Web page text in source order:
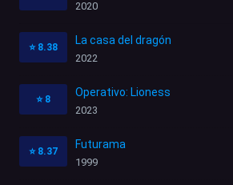
2020
⭐ 8.38
La casa del dragón
2022
⭐ 8
Operativo: Lioness
2023
⭐ 8.37
Futurama
1999